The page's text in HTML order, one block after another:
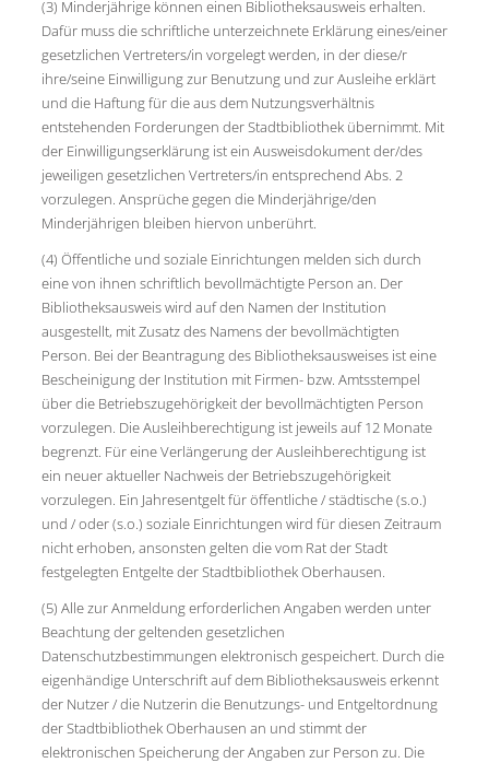
(3) Minderjährige können einen Bibliotheksausweis erhalten.
Dafür muss die schriftliche unterzeichnete Erklärung eines/einer
gesetzlichen Vertreters/in vorgelegt werden, in der diese/r
ihre/seine Einwilligung zur Benutzung und zur Ausleihe erklärt
und die Haftung für die aus dem Nutzungsverhältnis
entstehenden Forderungen der Stadtbibliothek übernimmt. Mit
der Einwilligungserklärung ist ein Ausweisdokument der/des
jeweiligen gesetzlichen Vertreters/in entsprechend Abs. 2
vorzulegen. Ansprüche gegen die Minderjährige/den
Minderjährigen bleiben hiervon unberührt.
(4) Öffentliche und soziale Einrichtungen melden sich durch
eine von ihnen schriftlich bevollmächtigte Person an. Der
Bibliotheksausweis wird auf den Namen der Institution
ausgestellt, mit Zusatz des Namens der bevollmächtigten
Person. Bei der Beantragung des Bibliotheksausweises ist eine
Bescheinigung der Institution mit Firmen- bzw. Amtsstempel
über die Betriebszugehörigkeit der bevollmächtigten Person
vorzulegen. Die Ausleihberechtigung ist jeweils auf 12 Monate
begrenzt. Für eine Verlängerung der Ausleihberechtigung ist
ein neuer aktueller Nachweis der Betriebszugehörigkeit
vorzulegen. Ein Jahresentgelt für öffentliche / städtische (s.o.)
und / oder (s.o.) soziale Einrichtungen wird für diesen Zeitraum
nicht erhoben, ansonsten gelten die vom Rat der Stadt
festgelegten Entgelte der Stadtbibliothek Oberhausen.
(5) Alle zur Anmeldung erforderlichen Angaben werden unter
Beachtung der geltenden gesetzlichen
Datenschutzbestimmungen elektronisch gespeichert. Durch die
eigenhändige Unterschrift auf dem Bibliotheksausweis erkennt
der Nutzer / die Nutzerin die Benutzungs- und Entgeltordnung
der Stadtbibliothek Oberhausen an und stimmt der
elektronischen Speicherung der Angaben zur Person zu. Die